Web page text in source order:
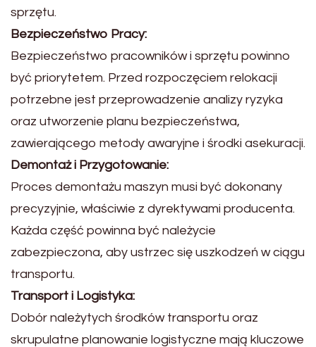
sprzętu.
Bezpieczeństwo Pracy:
Bezpieczeństwo pracowników i sprzętu powinno
być priorytetem. Przed rozpoczęciem relokacji
potrzebne jest przeprowadzenie analizy ryzyka
oraz utworzenie planu bezpieczeństwa,
zawierającego metody awaryjne i środki asekuracji.
Demontaż i Przygotowanie:
Proces demontażu maszyn musi być dokonany
precyzyjnie, właściwie z dyrektywami producenta.
Każda część powinna być należycie
zabezpieczona, aby ustrzec się uszkodzeń w ciągu
transportu.
Transport i Logistyka:
Dobór należytych środków transportu oraz
skrupulatne planowanie logistyczne mają kluczowe